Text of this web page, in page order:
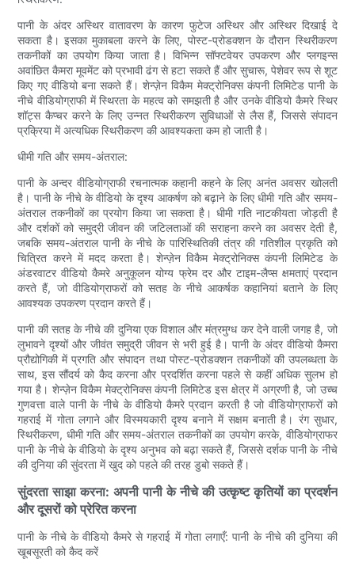
पानी के अंदर अस्थिर वातावरण के कारण फुटेज अस्थिर और अस्थिर दिखाई दे
सकता है। इसका मुकाबला करने के लिए, पोस्ट-प्रोडक्शन के दौरान स्थिरीकरण
तकनीकों का उपयोग किया जाता है। विभिन्न सॉफ्टवेयर उपकरण और प्लगइन्स
अवांछित कैमरा मूवमेंट को प्रभावी ढंग से हटा सकते हैं और सुचारू, पेशेवर रूप से शूट
किए गए वीडियो बना सकते हैं। शेन्ज़ेन विकैम मेक्ट्रोनिक्स कंपनी लिमिटेड पानी के
नीचे वीडियोग्राफी में स्थिरता के महत्व को समझती है और उनके वीडियो कैमरे स्थिर
शॉट्स कैप्चर करने के लिए उन्नत स्थिरीकरण सुविधाओं से लैस हैं, जिससे संपादन
प्रक्रिया में अत्यधिक स्थिरीकरण की आवश्यकता कम हो जाती है।
धीमी गति और समय-अंतराल:
पानी के अन्दर वीडियोग्राफी रचनात्मक कहानी कहने के लिए अनंत अवसर खोलती
है। पानी के नीचे के वीडियो के दृश्य आकर्षण को बढ़ाने के लिए धीमी गति और समय-
अंतराल तकनीकों का प्रयोग किया जा सकता है। धीमी गति नाटकीयता जोड़ती है
और दर्शकों को समुद्री जीवन की जटिलताओं की सराहना करने का अवसर देती है,
जबकि समय-अंतराल पानी के नीचे के पारिस्थितिकी तंत्र की गतिशील प्रकृति को
चित्रित करने में मदद करता है। शेन्ज़ेन विकैम मेक्ट्रोनिक्स कंपनी लिमिटेड के
अंडरवाटर वीडियो कैमरे अनुकूलन योग्य फ्रेम दर और टाइम-लैप्स क्षमताएं प्रदान
करते हैं, जो वीडियोग्राफरों को सतह के नीचे आकर्षक कहानियां बताने के लिए
आवश्यक उपकरण प्रदान करते हैं।
पानी की सतह के नीचे की दुनिया एक विशाल और मंत्रमुग्ध कर देने वाली जगह है, जो
लुभावने दृश्यों और जीवंत समुद्री जीवन से भरी हुई है। पानी के अंदर वीडियो कैमरा
प्रौद्योगिकी में प्रगति और संपादन तथा पोस्ट-प्रोडक्शन तकनीकों की उपलब्धता के
साथ, इस सौंदर्य को कैद करना और प्रदर्शित करना पहले से कहीं अधिक सुलभ हो
गया है। शेन्ज़ेन विकैम मेक्ट्रोनिक्स कंपनी लिमिटेड इस क्षेत्र में अग्रणी है, जो उच्च
गुणवत्ता वाले पानी के नीचे के वीडियो कैमरे प्रदान करती है जो वीडियोग्राफरों को
गहराई में गोता लगाने और विस्मयकारी दृश्य बनाने में सक्षम बनाती है। रंग सुधार,
स्थिरीकरण, धीमी गति और समय-अंतराल तकनीकों का उपयोग करके, वीडियोग्राफर
पानी के नीचे के वीडियो के दृश्य अनुभव को बढ़ा सकते हैं, जिससे दर्शक पानी के नीचे
की दुनिया की सुंदरता में खुद को पहले की तरह डुबो सकते हैं।
सुंदरता साझा करना: अपनी पानी के नीचे की उत्कृष्ट कृतियों का प्रदर्शन
और दूसरों को प्रेरित करना
पानी के नीचे के वीडियो कैमरे से गहराई में गोता लगाएँ: पानी के नीचे की दुनिया की
खूबसूरती को कैद करें